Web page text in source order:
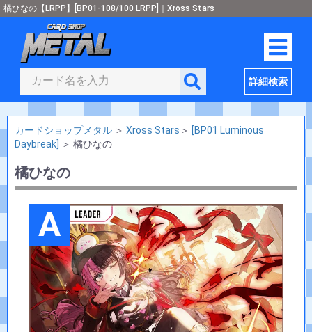
橘ひなの【LRPP】[BP01-108/100 LRPP]｜Xross Stars
詳細検索
カードショップメタル ＞ Xross Stars ＞ [BP01 Luminous
Daybreak]
＞ 橘ひなの
橘ひなの
A